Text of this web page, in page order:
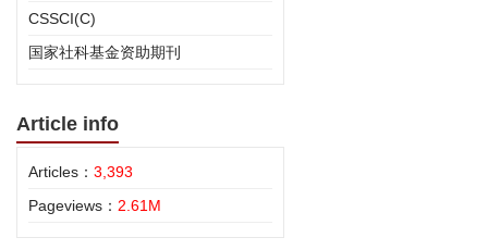
CSSCI(C)
国家社科基金资助期刊
Article info
Articles： 3,393
Pageviews： 2.61M